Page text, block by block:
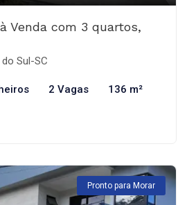
Venda com 3 quartos,
Sul-SC
2 Vagas 136 m²
Pronto para Morar